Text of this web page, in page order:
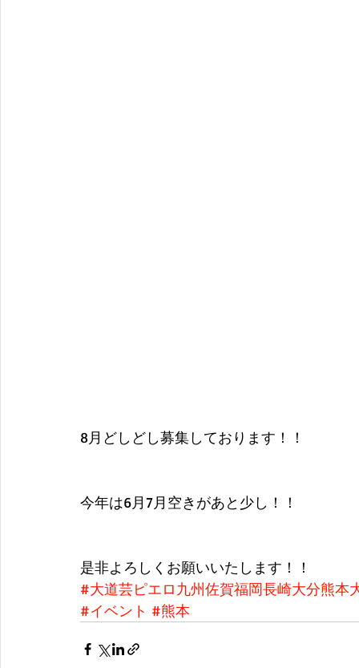
8月どしどし募集しております！！
今年は6月7月空きがあと少し！！
是非よろしくお願いいたします！！
#大道芸ピエロ九州佐賀福岡長崎大分熊本
#イベント #熊本